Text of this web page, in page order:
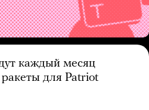
каждый месяц
ракеты для Patriot